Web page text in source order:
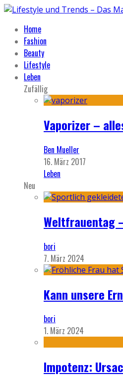
Home
Fashion
Beauty
Lifestyle
Leben
Zufällig
Vaporizer –
Ben Mueller
16. März 2017
Leben
Neu
Weltfrauentag
bori
7. März 2024
Kann unsere
bori
1. März 2024
Impotenz: